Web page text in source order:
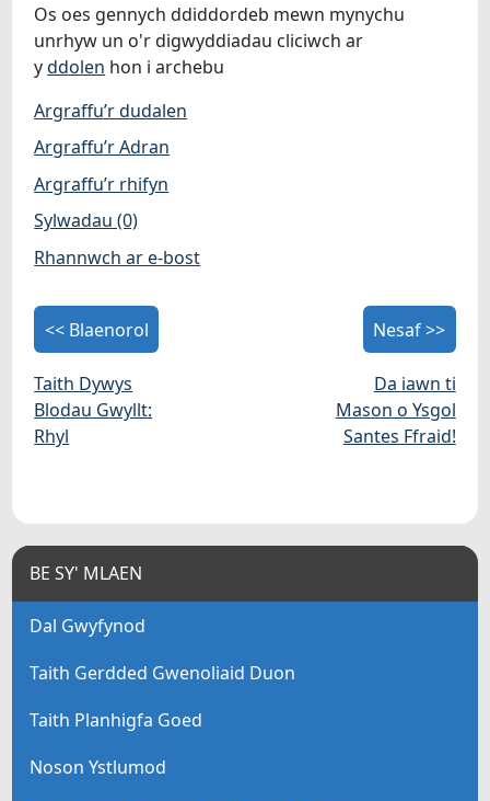
Os oes gennych ddiddordeb mewn mynychu
unrhyw un o'r digwyddiadau cliciwch ar
yddolen hon i archebu
Argraffu’r dudalen
Argraffu’r Adran
Argraffu’r rhifyn
Sylwadau (0)
Rhannwch ar e-bost
<< Blaenorol
Taith Dywys
Blodau Gwyllt:
Rhyl
Nesaf >>
Da iawn ti
Mason o Ysgol
Santes Ffraid!
BE SY' MLAEN
Dal Gwyfynod
Taith Gerdded Gwenoliaid Duon
Taith Planhigfa Goed
Noson Ystlumod